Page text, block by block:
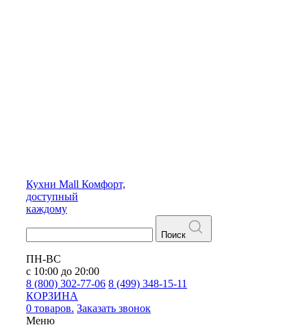
Кухни Mall Комфорт,
доступный
каждому
Поиск
ПН-ВС
с 10:00 до 20:00
8 (800) 302-77-06 8 (499) 348-15-11
КОРЗИНА
0 товаров. Заказать звонок
Меню